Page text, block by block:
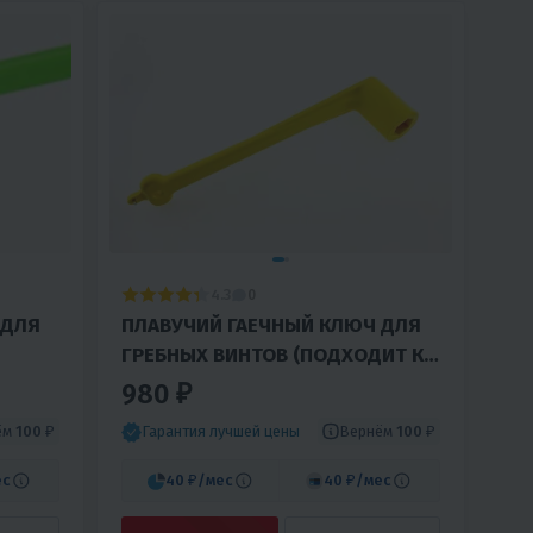
100 ₽
ПЛАВУЧИЙ ГАЕЧНЫЙ КЛЮЧ ДЛЯ
ГРЕБНЫХ ВИНТОВ (ПОДХОДИТ К
БОЛЬШИНСТВУ ПОВОРОТНО-
980 ₽
Гарантия лучшей цены Вернём 100 ₽
40 ₽ /мес 40 ₽ /мес